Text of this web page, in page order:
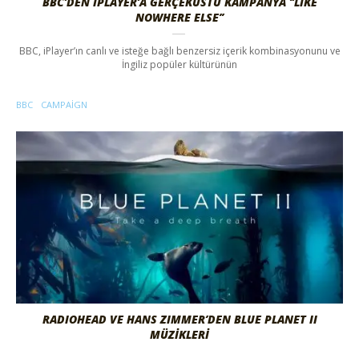
NOWHERE ELSE’’
BBC, iPlayer’ın canlı ve isteğe bağlı benzersiz içerik kombinasyonunu ve
İngiliz popüler kültürünün
BBC CAMPAIGN
RADIOHEAD VE HANS ZIMMER’DEN BLUE PLANET II
MÜZİKLERİ